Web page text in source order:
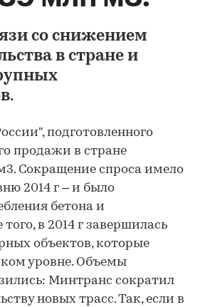
со снижением
в стране и
подготовленного
продажи в стране
Сокращение спроса имело
2014 г – и было
бетона и
в 2014 г завершилась
объектов, которые
уровне. Объемы
Минтранс сократил
новых трасс. Так, если в
прогноз на
119 700